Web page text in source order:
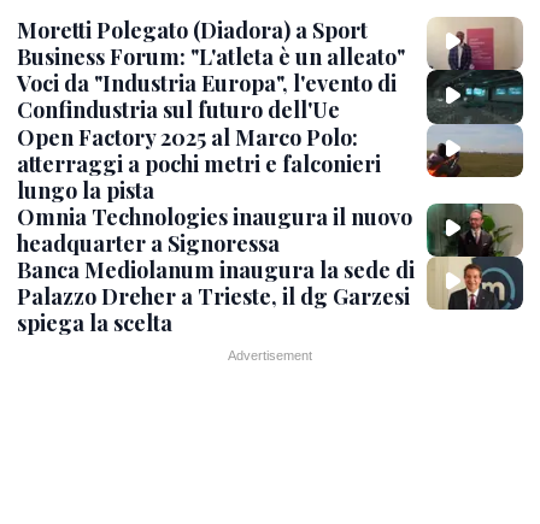
Moretti Polegato (Diadora) a Sport
Business Forum: "L'atleta è un alleato"
Voci da "Industria Europa", l'evento di
Confindustria sul futuro dell'Ue
Open Factory 2025 al Marco Polo:
atterraggi a pochi metri e falconieri
lungo la pista
Omnia Technologies inaugura il nuovo
headquarter a Signoressa
Banca Mediolanum inaugura la sede di
Palazzo Dreher a Trieste, il dg Garzesi
spiega la scelta